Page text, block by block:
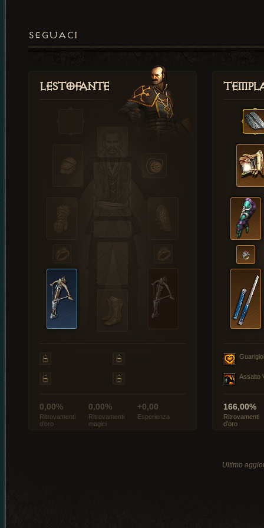
SEGUACI
Lestofante
0,00%
Ritrovamenti
d’oro
0,00%
Ritrovamenti
magici
+0,00
Esperienza
Assalto
166,00%
Ritrovamenti
d’oro
Ultimo